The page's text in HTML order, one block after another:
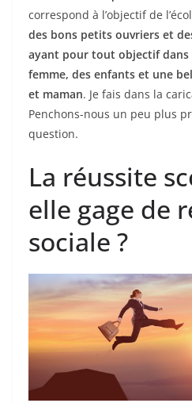
correspond à l’objectif de
des bons petits ouvriers et
ayant pour tout objectif dans
femme, des enfants et une
et maman. Je fais dans la
Penchons-nous un peu plus
question.
La réussite
elle gage de
sociale ?